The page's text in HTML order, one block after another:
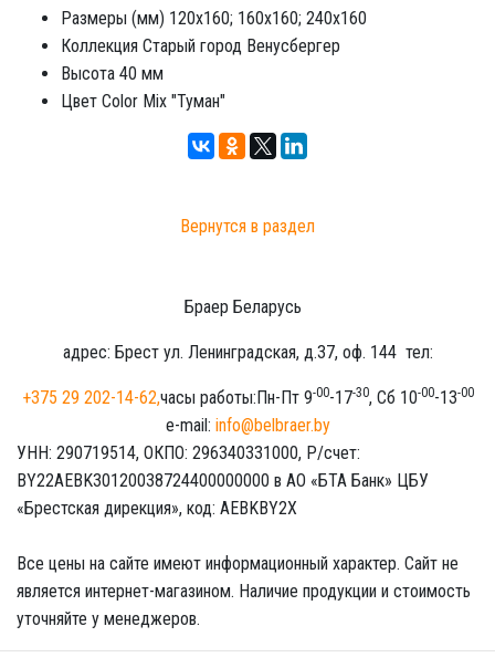
Размеры (мм) 120х160; 160х160; 240х160
Коллекция Старый город Венусбергер
Высота 40 мм
Цвет Color Mix "Туман"
Вернутся в раздел
Браер Беларусь
адрес: Брест ул. Ленинградская, д.37, оф. 144 тел:
+375 29 202-14-62,часы работы:Пн-Пт 9-00-17-30, Сб 10-00-13-00
e-mail: info@belbraer.by
УНН: 290719514, ОКПО: 296340331000, Р/счет:
BY22AEBK30120038724400000000 в АО «БТА Банк» ЦБУ
«Брестская дирекция», код: AEBKBY2X
Все цены на сайте имеют информационный характер. Сайт не
является интернет-магазином. Наличие продукции и стоимость
уточняйте у менеджеров.